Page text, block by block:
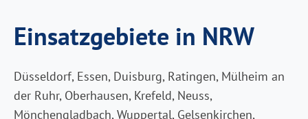
Einsatzgebiete in NRW
Düsseldorf, Essen, Duisburg, Ratingen, Mülheim an
der Ruhr, Oberhausen, Krefeld, Neuss,
Mönchengladbach, Wuppertal, Gelsenkirchen,